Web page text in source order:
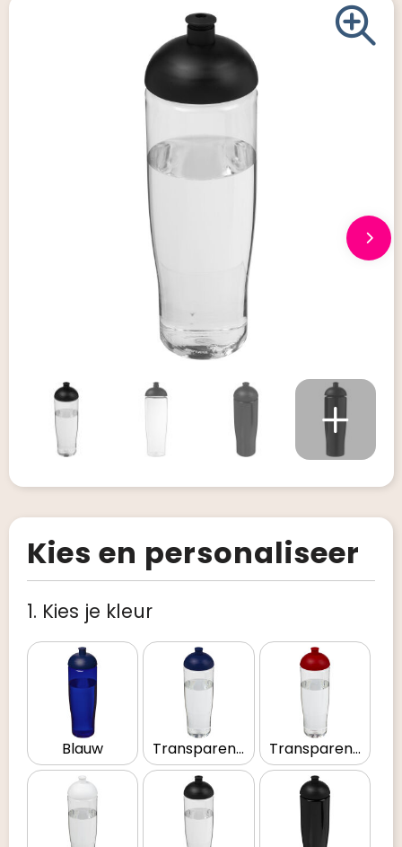
Kies en personaliseer
1. Kies je kleur
Blauw Transparent/Blauw Transparent/Rood